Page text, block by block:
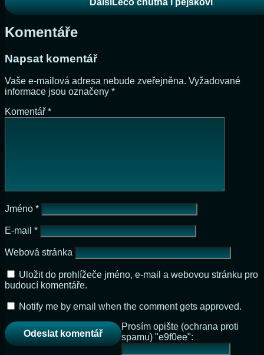
Komentáře
Napsat komentář
Vaše e-mailová adresa nebude zveřejněna. Vyžadované
informace jsou označeny *
Komentář *
Jméno *
E-mail *
Webová stránka
Uložit do prohlížeče jméno, e-mail a webovou stránku pro
budoucí komentáře.
Notify me by email when the comment gets approved.
Prosím opište (ochrana proti
spamu) "e9f0ee":